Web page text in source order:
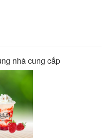
nhà cung cấp